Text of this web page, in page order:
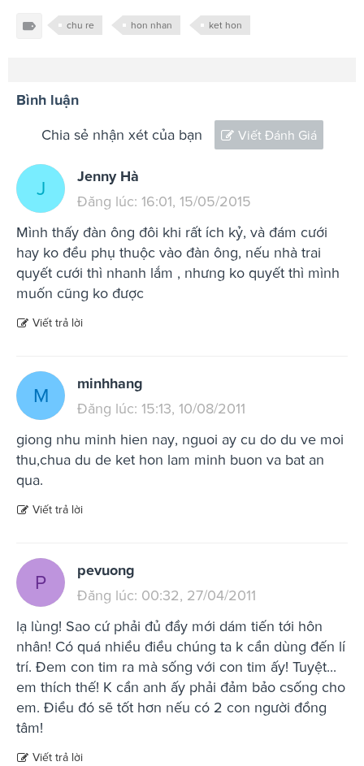
chu re hon nhan ket hon
Bình luận
Chia sẻ nhận xét của bạn Viết Đánh Giá
J
Jenny Hà
Đăng lúc: 16:01, 15/05/2015
Mình thấy đàn ông đôi khi rất ích kỷ, và đám cưới
hay ko đều phụ thuộc vào đàn ông, nếu nhà trai
quyết cưới thì nhanh lắm , nhưng ko quyết thì mình
muốn cũng ko được
Viết trả lời
M
minhhang
Đăng lúc: 15:13, 10/08/2011
giong nhu minh hien nay, nguoi ay cu do du ve moi
thu,chua du de ket hon lam minh buon va bat an
qua.
Viết trả lời
P
pevuong
Đăng lúc: 00:32, 27/04/2011
lạ lùng! Sao cứ phải đủ đầy mới dám tiến tới hôn
nhân! Có quá nhiều điều chúng ta k cần dùng đến lí
trí. Đem con tim ra mà sống với con tim ấy! Tuyệt...
em thích thế! K cần anh ấy phải đảm bảo csống cho
em. Điều đó sẽ tốt hơn nếu có 2 con người đồng
tâm!
Viết trả lời